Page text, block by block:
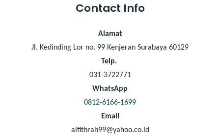
Contact Info
Alamat
Jl. Kedinding Lor no. 99 Kenjeran Surabaya 60129
Telp.
031-3722771
WhatsApp
0812-6166-1699
Email
alfithrah99@yahoo.co.id